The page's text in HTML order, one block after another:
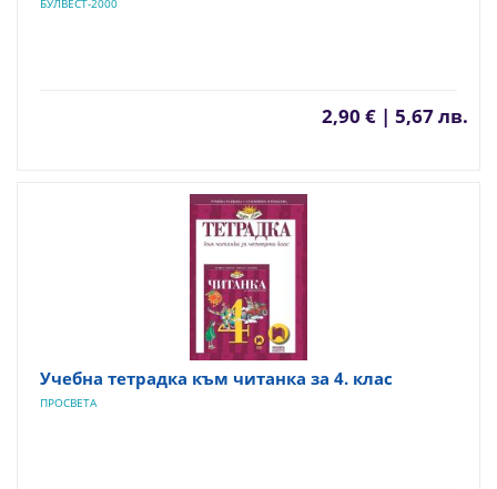
БУЛВЕСТ-2000
2,90 € | 5,67 лв.
Учебна тетрадка към читанка за 4. клас
ПРОСВЕТА